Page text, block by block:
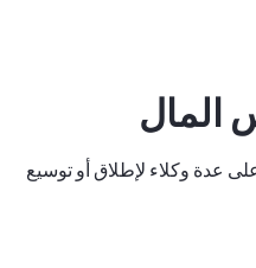
المال
عدة وكلاء لإطلاق أو توسيع